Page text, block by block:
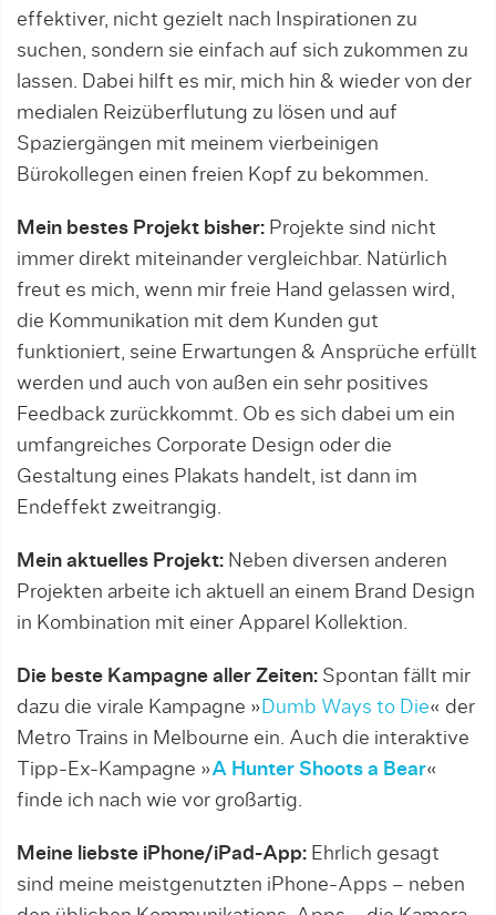
effektiver, nicht gezielt nach Inspirationen zu
suchen, sondern sie einfach auf sich zukommen zu
lassen. Dabei hilft es mir, mich hin & wieder von der
medialen Reizüberflutung zu lösen und auf
Spaziergängen mit meinem vierbeinigen
Bürokollegen einen freien Kopf zu bekommen.
Mein bestes Projekt bisher: Projekte sind nicht
immer direkt miteinander vergleichbar. Natürlich
freut es mich, wenn mir freie Hand gelassen wird,
die Kommunikation mit dem Kunden gut
funktioniert, seine Erwartungen & Ansprüche erfüllt
werden und auch von außen ein sehr positives
Feedback zurückkommt. Ob es sich dabei um ein
umfangreiches Corporate Design oder die
Gestaltung eines Plakats handelt, ist dann im
Endeffekt zweitrangig.
Mein aktuelles Projekt: Neben diversen anderen
Projekten arbeite ich aktuell an einem Brand Design
in Kombination mit einer Apparel Kollektion.
Die beste Kampagne aller Zeiten: Spontan fällt mir
dazu die virale Kampagne » Dumb Ways to Die« der
Metro Trains in Melbourne ein. Auch die interaktive
Tipp-Ex-Kampagne »A Hunter Shoots a Bear«
finde ich nach wie vor großartig.
Meine liebste iPhone/iPad-App: Ehrlich gesagt
sind meine meistgenutzten iPhone-Apps – neben